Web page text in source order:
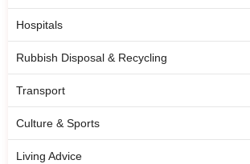
Hospitals
Rubbish Disposal & Recycling
Transport
Culture & Sports
Living Advice